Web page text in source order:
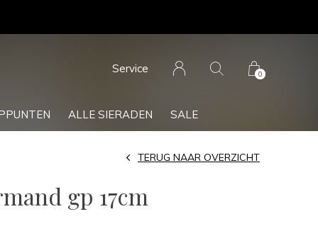
ALLE SIERADEN SALE
Service 0
gp 17cm
TERUG NAAR OVERZICHT